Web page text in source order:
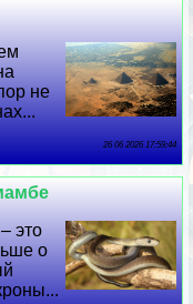
не
26 06 2026 17:59:44
это
о